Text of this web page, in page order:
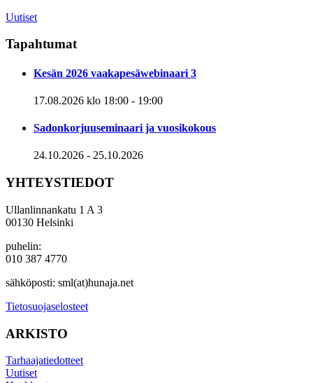
Uutiset
Tapahtumat
Kesän 2026 vaakapesäwebinaari 3
17.08.2026 klo 18:00 - 19:00
Sadonkorjuuseminaari ja vuosikokous
24.10.2026 - 25.10.2026
YHTEYSTIEDOT
Ullanlinnankatu 1 A 3
00130 Helsinki
puhelin:
010 387 4770
sähköposti: sml(at)hunaja.net
Tietosuojaselosteet
ARKISTO
Tarhaajatiedotteet
Uutiset